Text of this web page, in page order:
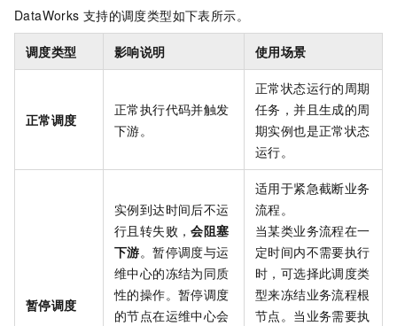
DataWorks 支持的调度类型如下表所示。
调度类型 影响说明 使用场景
正常调度
正常执行代码并触发
下游。
正常状态运行的周期
任务，并且生成的周
期实例也是正常状态
运行。
暂停调度
实例到达时间后不运
行且转失败，会阻塞
下游。暂停调度与运
维中心的冻结为同质
性的操作。暂停调度
的节点在运维中心会
适用于紧急截断业务
流程。
当某类业务流程在一
定时间内不需要执行
时，可选择此调度类
型来冻结业务流程根
节点。当业务需要执